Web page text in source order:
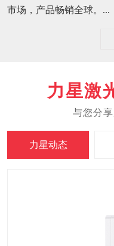
市场，产品畅销全球。...
力星动态